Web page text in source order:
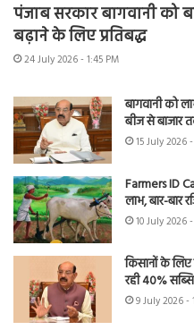
पंजाब सरकार बागवानी को
बढ़ाने के लिए प्रतिबद्ध
24 July 2026 - 1:45 PM
बागवानी को
बीज से बाजार
15 July 2026
Farmers ID
लाभ, बार-बार
10 July 2026
किसानों के
रही 40%
9 July 2026 -